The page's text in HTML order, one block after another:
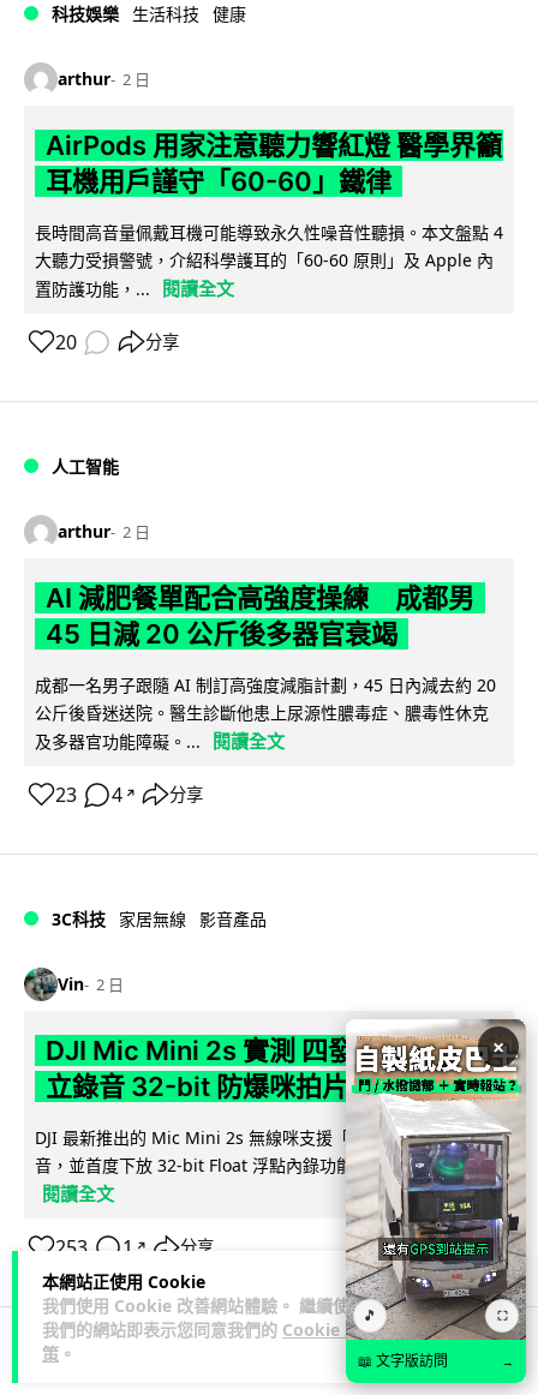
本網站正使用 Cookie
我們使用 Cookie 改善網站體驗。 繼續使用
我們的網站即表示您同意我們的 Cookie 政
策 。
科技娛樂 生活科技 健康
arthur 2 日
AirPods 用家注意聽力響紅燈 醫學界籲
耳機用戶謹守「60-60」鐵律
長時間高音量佩戴耳機可能導致永久性噪音性聽損。本文盤點 4
大聽力受損警號，介紹科學護耳的「60-60 原則」及 Apple 內
置防護功能，...
閱讀全文
20 分享
人工智能
arthur 2 日
AI 減肥餐單配合高強度操練 成都男
45 日減 20 公斤後多器官衰竭
成都一名男子跟隨 AI 制訂高強度減脂計劃，45 日內減去約 20
公斤後昏迷送院。醫生診斷他患上尿源性膿毒症、膿毒性休克
及多器官功能障礙。...
閱讀全文
23 4 ↗ 分享
3C科技 家居無線 影音產品
Vin 2 日
DJI Mic Mini 2s 實測 四發一收同步獨
立錄音 32-bit 防爆咪拍片必備
DJI 最新推出的 Mic Mini 2s 無線咪支援「四發一收」分軌錄
音，並首度下放 32-bit Float 浮點內錄功能。本文經實測其...
閱讀全文
253 1 ↗ 分享
×
🎵 ⛶
📖 文字版訪問 →